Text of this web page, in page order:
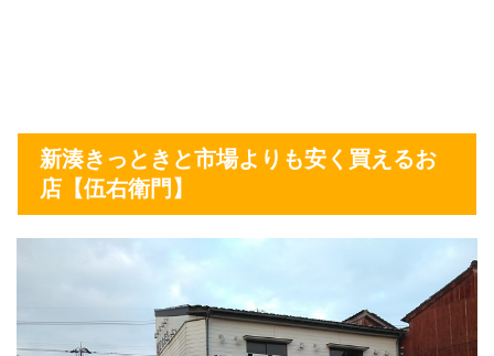
新湊きっときと市場よりも安く買えるお
店【伍右衛門】